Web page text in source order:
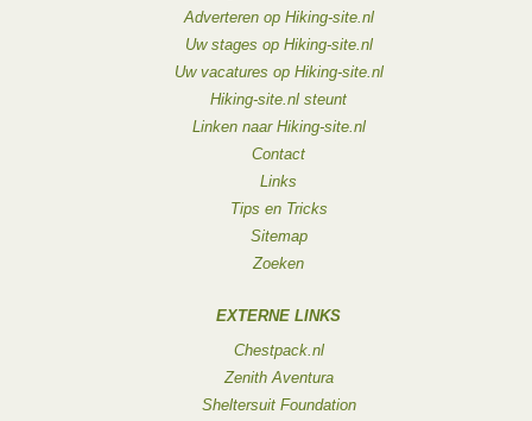
Adverteren op Hiking-site.nl
Uw stages op Hiking-site.nl
Uw vacatures op Hiking-site.nl
Hiking-site.nl steunt
Linken naar Hiking-site.nl
Contact
Links
Tips en Tricks
Sitemap
Zoeken
EXTERNE LINKS
Chestpack.nl
Zenith Aventura
Sheltersuit Foundation